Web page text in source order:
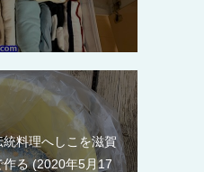
料理へしこを滋賀
作る 2020年5月17